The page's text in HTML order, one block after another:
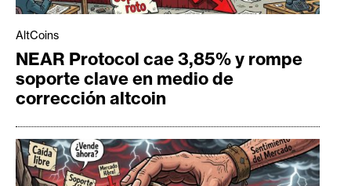
AltCoins
NEAR Protocol cae 3,85% y rompe
soporte clave en medio de
corrección altcoin